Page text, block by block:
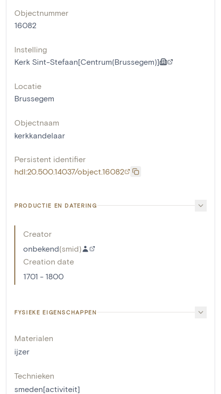
Objectnummer
16082
Instelling
Kerk Sint-Stefaan[Centrum(Brussegem)]
Locatie
Brussegem
Objectnaam
kerkkandelaar
Persistent identifier
hdl:20.500.14037/object.16082
PRODUCTIE EN DATERING
Creator
onbekend(smid)
Creation date
1701 - 1800
FYSIEKE EIGENSCHAPPEN
Materialen
ijzer
Technieken
smeden[activiteit]